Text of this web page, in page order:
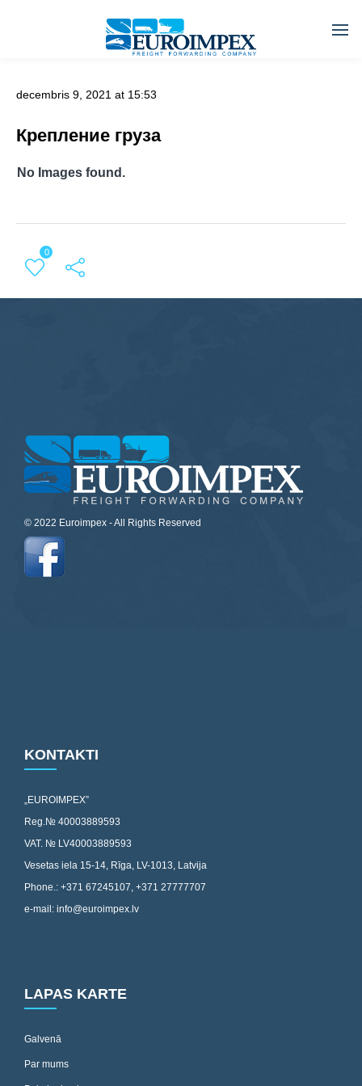
decembris 9, 2021 at 15:53
Крепление груза
No Images found.
0
© 2022 Euroimpex - All Rights Reserved
KONTAKTI
„EUROIMPEX”
Reg.№ 40003889593
VAT. № LV40003889593
Vesetas iela 15-14, Rīga, LV-1013, Latvija
Phone.: +371 67245107, +371 27777707
e-mail: info@euroimpex.lv
LAPAS KARTE
Galvenā
Par mums